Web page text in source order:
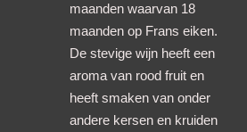
maanden waarvan 18
maanden op Frans eiken.
De stevige wijn heeft een
aroma van rood fruit en
heeft smaken van onder
andere kersen en kruiden